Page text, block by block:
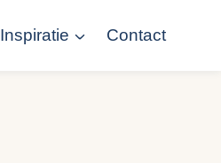
Inspiratie Contact